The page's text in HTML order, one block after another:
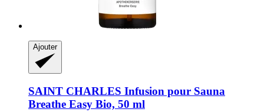
Ajouter
SAINT CHARLES Infusion pour Sauna
Breathe Easy Bio, 50 ml